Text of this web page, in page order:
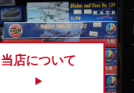
当店について